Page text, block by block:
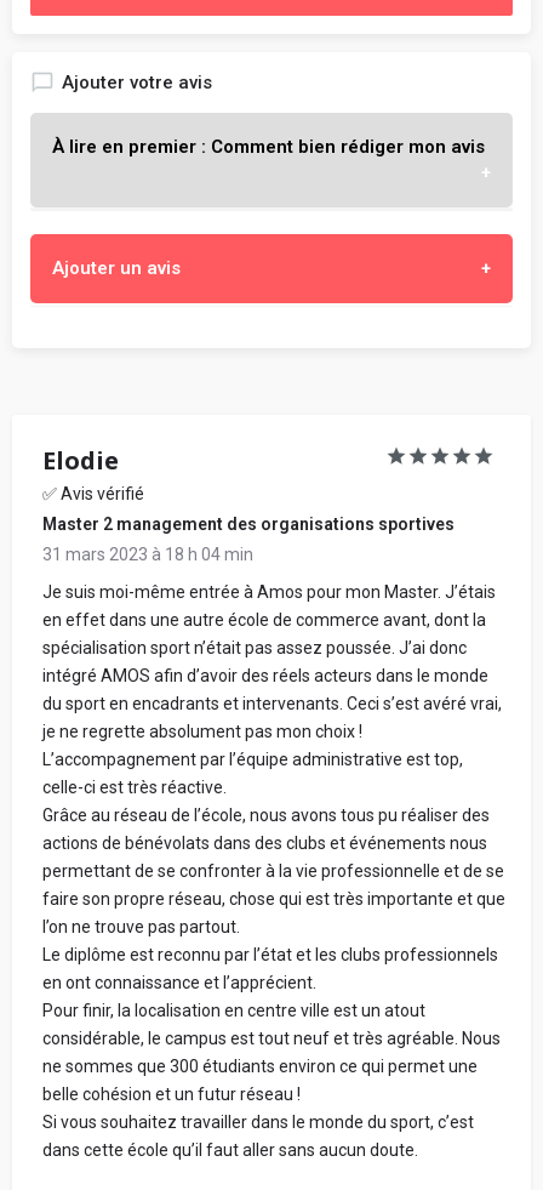
Elodie
✅ Avis vérifié
Master 2 management des organisations sportives
31 mars 2023 à 18 h 04 min
Je suis moi-même entrée à Amos pour mon Master. J’étais
en effet dans une autre école de commerce avant, dont la
spécialisation sport n’était pas assez poussée. J’ai donc
intégré AMOS afin d’avoir des réels acteurs dans le monde
du sport en encadrants et intervenants. Ceci s’est avéré vrai,
je ne regrette absolument pas mon choix !
L’accompagnement par l’équipe administrative est top,
celle-ci est très réactive.
Grâce au réseau de l’école, nous avons tous pu réaliser des
actions de bénévolats dans des clubs et événements nous
permettant de se confronter à la vie professionnelle et de se
faire son propre réseau, chose qui est très importante et que
l’on ne trouve pas partout.
Le diplôme est reconnu par l’état et les clubs professionnels
en ont connaissance et l’apprécient.
Pour finir, la localisation en centre ville est un atout
considérable, le campus est tout neuf et très agréable. Nous
ne sommes que 300 étudiants environ ce qui permet une
belle cohésion et un futur réseau !
Si vous souhaitez travailler dans le monde du sport, c’est
dans cette école qu’il faut aller sans aucun doute.
Ajouter votre avis
À lire en premier : Comment bien rédiger mon avis
correspond vraiment, en partageant ton expérience
objective et constructive au sein de ton école.
- Parle de ce que ton école t'apporte : expériences,
connaissances, apprentissage, etc.
- Dis si tu recommandes ou non ton école, et pour quel
type d'étudiant et projet professionnel.
- Tes propos doivent être respectueux, sans intention de
nuire, ni diffamants, ni injurieux. Évite de cibler ou de citer
une personne en particulier. Ne mentionne pas d'autre
établissement que celui dont tu parles.
Ton avis, ton prénom, ton nom et ton adresse e-mail
restent anonymes.
Ton école n'a pas et n'aura jamais accès à tes
informations personnelles.
Tous les avis sont vérifiés avant d'être publiés et seront
rejetés s'ils ne respectent pas ces règles.
Bonne rédaction ! 😃
Avis par catégorie :
Partage ta note pour chacune des catégories ci-dessous.
La note globale de ton école sera la moyenne de ces 4
catégories.
Ajouter un avis
Locaux, infrastructures et localisation
Ambiance, vie étudiante et associative
Votre prénom de publication (réel ou inventé) :
Votre vrai prénom et votre nom - Obligatoire (ne
seront jamais communiqués. Cela nous permet de
vérifier sur LinkedIn que vous avez étudié dans
l'école) :
Spécialisation